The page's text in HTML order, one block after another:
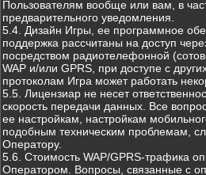
Пользователям вообще или вам, в
предварительного уведомления.
5.4. Дизайн Игры, ее программное
поддержка рассчитаны на доступ
посредством радиотелефонной
WAP и/или GPRS, при доступе с
протоколам Игра может работать
5.5. Лицензиар не несет
скорость передачи данных. Все
ее настройкам, настройкам
подобным техническим проблемам,
Оператору.
5.6. Стоимость WAP/GPRS-трафика
Оператором. Вопросы, связанные с